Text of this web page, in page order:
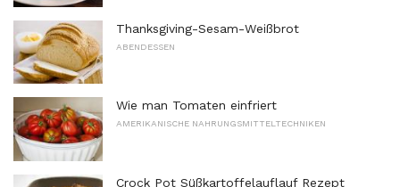
Thanksgiving-Sesam-Weißbrot
ABENDESSEN
Wie man Tomaten einfriert
AMERIKANISCHE NAHRUNGSMITTELTECHNIKEN
Crock Pot Süßkartoffelauflauf Rezept